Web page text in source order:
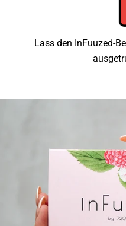
Lass den InFuuzed-